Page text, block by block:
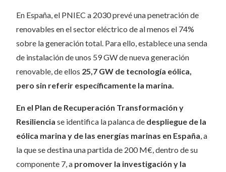
En España, el PNIEC a 2030 prevé una penetración de
renovables en el sector eléctrico de al menos el 74%
sobre la generación total. Para ello, establece una senda
de instalación de unos 59 GW de nueva generación
renovable, de ellos 25,7 GW de tecnología eólica,
pero sin referir específicamente la marina.
En el Plan de Recuperación Transformación y
Resiliencia se identifica la palanca de despliegue de la
eólica marina y de las energías marinas en España , a
la que se destina una partida de 200 M€, dentro de su
componente 7, a promover la investigación y la